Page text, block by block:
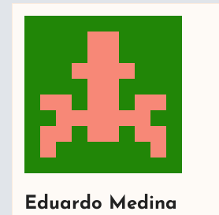
Eduardo Medina